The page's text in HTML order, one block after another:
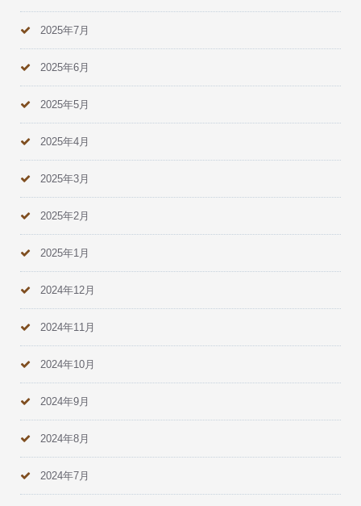
2025年7月
2025年6月
2025年5月
2025年4月
2025年3月
2025年2月
2025年1月
2024年12月
2024年11月
2024年10月
2024年9月
2024年8月
2024年7月